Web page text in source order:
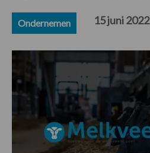
Ondernemen 15 juni 2022